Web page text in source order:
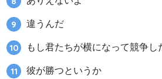
違うんだ
もし君たちが横になって競争し
彼が勝つというか